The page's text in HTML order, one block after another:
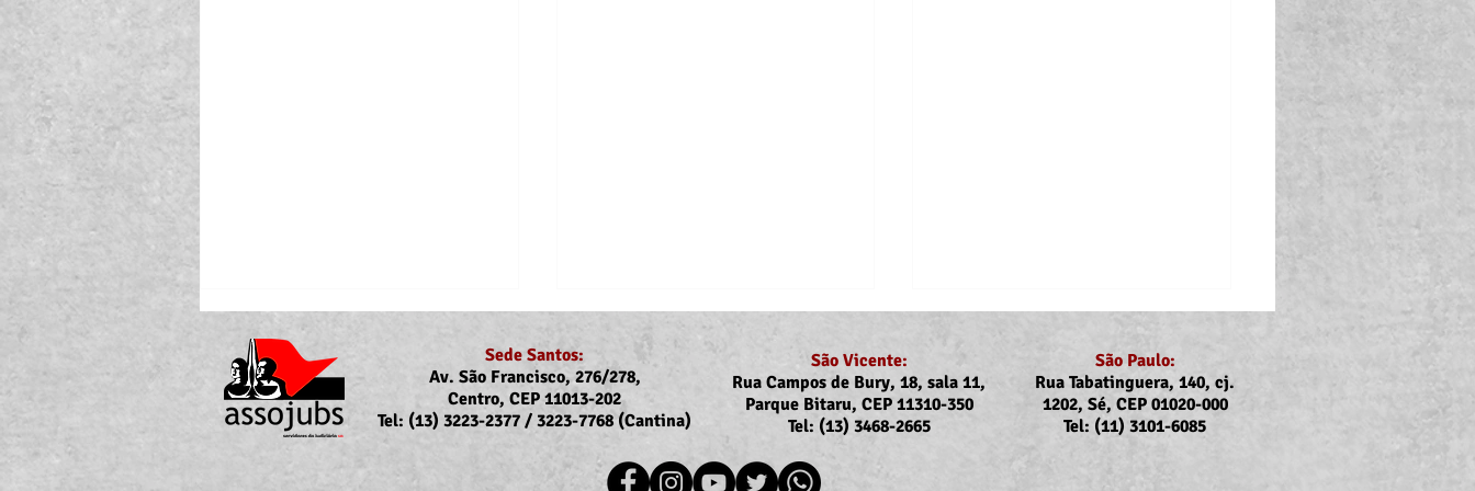
Sede Santos:
Av. São Francisco, 276/278,
Centro, CEP 11013-202
Tel: (13) 3223-2377 / 3223-7768 (Cantina)
São Vicente:
Rua Campos de Bury, 18, sala 11,
Parque Bitaru, CEP 11310-350
Tel: (13) 3468-2665
São Paulo:
Rua Tabatinguera, 140, cj.
1202, Sé, CEP 01020-000
Tel: (11) 3101-6085